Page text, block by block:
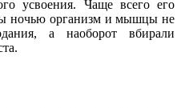
усвоения. Чаще всего его
ночью организм и мышцы не
а наоборот вбирали